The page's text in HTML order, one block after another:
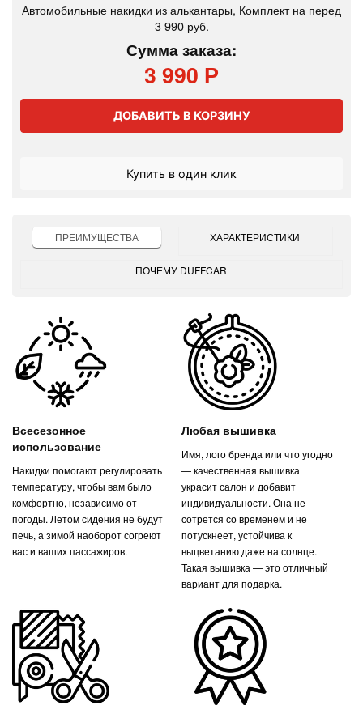
Автомобильные накидки из алькантары, Комплект на перед
3 990 руб.
Сумма заказа:
3 990 Р
ДОБАВИТЬ В КОРЗИНУ
Купить в один клик
ПРЕИМУЩЕСТВА ХАРАКТЕРИСТИКИ
ПОЧЕМУ DUFFCAR
Всесезонное
использование
Накидки помогают регулировать
температуру, чтобы вам было
комфортно, независимо от
погоды. Летом сидения не будут
печь, а зимой наоборот согреют
вас и ваших пассажиров.
Любая вышивка
Имя, лого бренда или что угодно
— качественная вышивка
украсит салон и добавит
индивидуальности. Она не
сотрется со временем и не
потускнеет, устойчива к
выцветанию даже на солнце.
Такая вышивка — это отличный
вариант для подарка.